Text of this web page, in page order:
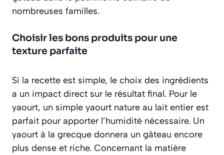
nombreuses familles.
Choisir les bons produits pour une
texture parfaite
Si la recette est simple, le choix des ingrédients
a un impact direct sur le résultat final. Pour le
yaourt, un simple yaourt nature au lait entier est
parfait pour apporter l’humidité nécessaire. Un
yaourt à la grecque donnera un gâteau encore
plus dense et riche. Concernant la matière